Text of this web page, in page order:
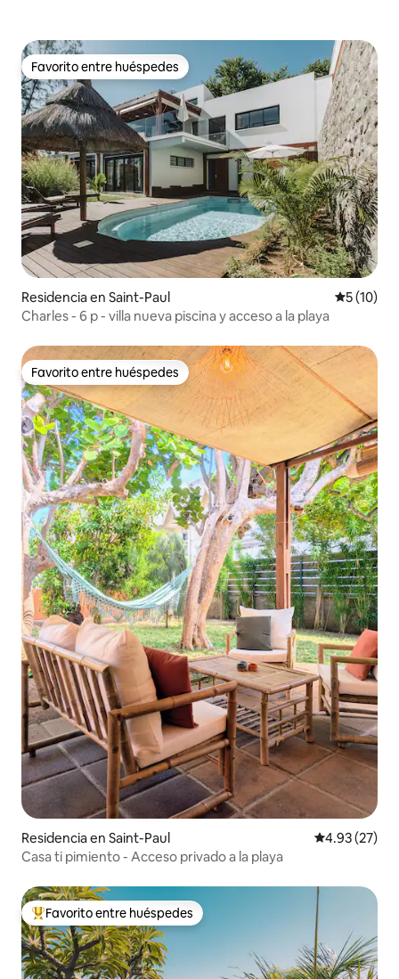
Favorito entre huéspedes
Favorito entre huéspedes
Residencia en Saint-Paul
5 (10)
Charles - 6 p - villa nueva piscina y acceso a la playa
Favorito entre huéspedes
Favorito entre huéspedes
Residencia en Saint-Paul Calificación
4.93 (27)
Casa ti pimiento - Acceso privado a la playa
De los mejores en Favorito entre huéspedes
Favorito entre huéspedes